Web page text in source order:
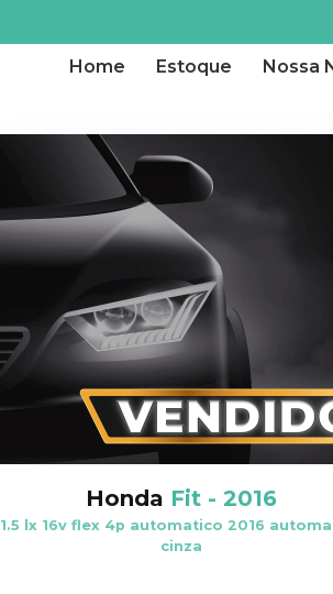
Home Estoque Nossa
Honda Fit - 2016
1.5 lx 16v flex 4p automatico 2016
cinza